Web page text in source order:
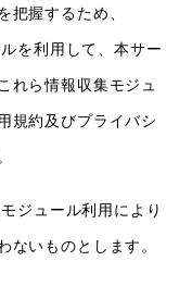
把握するため、
を利用して、本サー
れら情報収集モジュ
規約及びプライバシ
ジュール利用により
ないものとします。